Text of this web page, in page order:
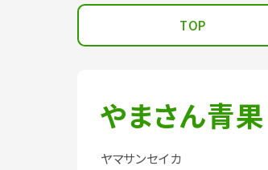
TOP
やまさん青果
ヤマサンセイカ